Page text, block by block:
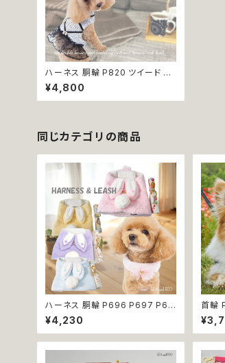
ハーネス 胴輪 P820 ツイード 引
っ張り防止 散歩 お出掛け ドッグ
ウエア 犬 猫 ペット 服 犬服 猫服
かわいい おしゃれ 小型犬 返品交
¥4,800
同じカテゴリの商品
ハーネス 胴輪 P696 P697 P69
8 P699 洋服のようなハーネス う
さぎ ラビット rabbit 暖か 秋冬 お
揃い 引っ張り防止 散歩 お出掛け
猫服 かわいい おしゃれ 小型犬 返
¥4,230
首輪
ルー
スタ
dog 中型